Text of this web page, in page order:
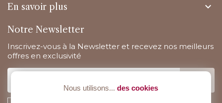
En savoir plus 
Notre Newsletter
Inscrivez-vous à la Newsletter et recevez nos meilleurs
offres en exclusivité
Nous utilisons... des cookies